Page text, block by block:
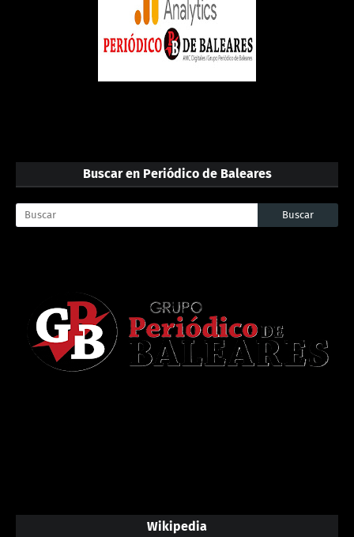
Buscar en Periódico de Baleares
Wikipedia